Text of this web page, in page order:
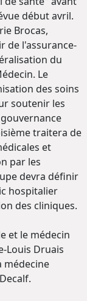
début avril.
Brocas,
de l'assurance-
du
Le
des soins
soutenir les
traitera de
et
par les
devra définir
hospitalier
des cliniques.
et le médecin
Louis Druais
médecine